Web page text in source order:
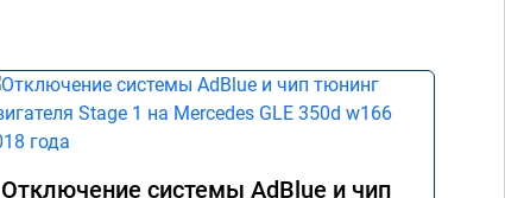
Отключение системы AdBlue и чип